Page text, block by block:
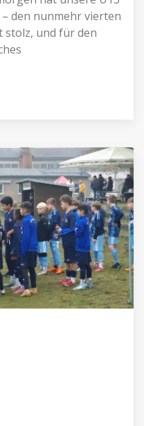
den nunmehr vierten
stolz, und für den